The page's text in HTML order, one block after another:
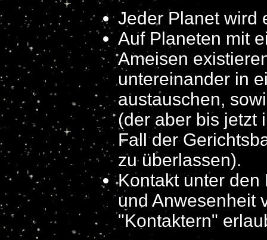
Jeder Planet wird
Auf Planeten mit
Ameisen
untereinander in
austauschen,
(der aber bis jetzt
Fall der
zu überlassen).
Kontakt unter den
und Anwesenheit
"Kontaktern"